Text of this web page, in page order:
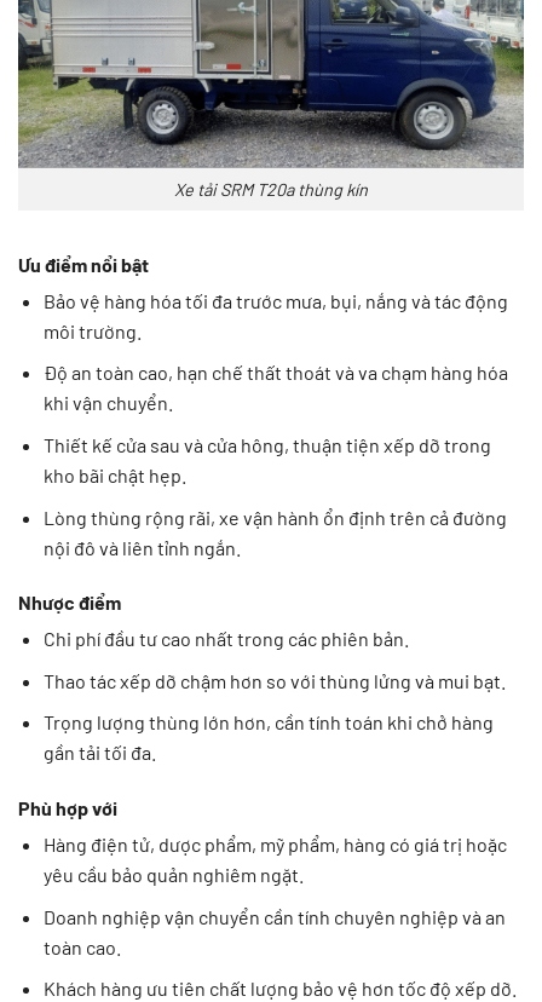
Xe tải SRM T20a thùng kín
Ưu điểm nổi bật
Bảo vệ hàng hóa tối đa trước mưa, bụi, nắng và tác động
môi trường.
Độ an toàn cao, hạn chế thất thoát và va chạm hàng hóa
khi vận chuyển.
Thiết kế cửa sau và cửa hông, thuận tiện xếp dỡ trong
kho bãi chật hẹp.
Lòng thùng rộng rãi, xe vận hành ổn định trên cả đường
nội đô và liên tỉnh ngắn.
Nhược điểm
Chi phí đầu tư cao nhất trong các phiên bản.
Thao tác xếp dỡ chậm hơn so với thùng lửng và mui bạt.
Trọng lượng thùng lớn hơn, cần tính toán khi chở hàng
gần tải tối đa.
Phù hợp với
Hàng điện tử, dược phẩm, mỹ phẩm, hàng có giá trị hoặc
yêu cầu bảo quản nghiêm ngặt.
Doanh nghiệp vận chuyển cần tính chuyên nghiệp và an
toàn cao.
Khách hàng ưu tiên chất lượng bảo vệ hơn tốc độ xếp dỡ.